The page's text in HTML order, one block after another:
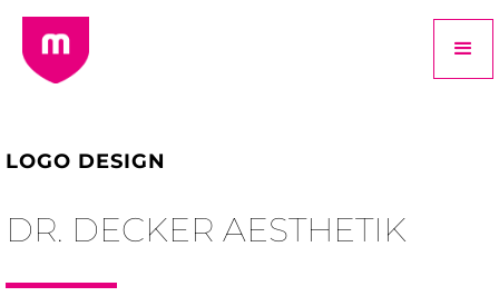
LOGO DESIGN
DR. DECKER AESTHETIK